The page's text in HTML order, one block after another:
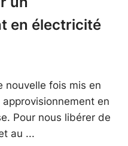
en électricité
nouvelle fois mis en
approvisionnement en
Pour nous libérer de
au